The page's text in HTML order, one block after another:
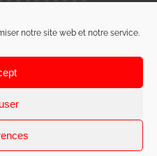
notre site web et notre service.
ST AGATHON
C